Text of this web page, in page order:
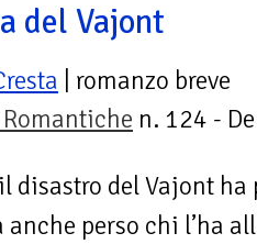
del Vajont
| romanzo breve
n. 124 -
disastro del Vajont
anche perso chi l’ha